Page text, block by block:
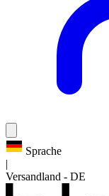
Sprache
|
Versandland - DE